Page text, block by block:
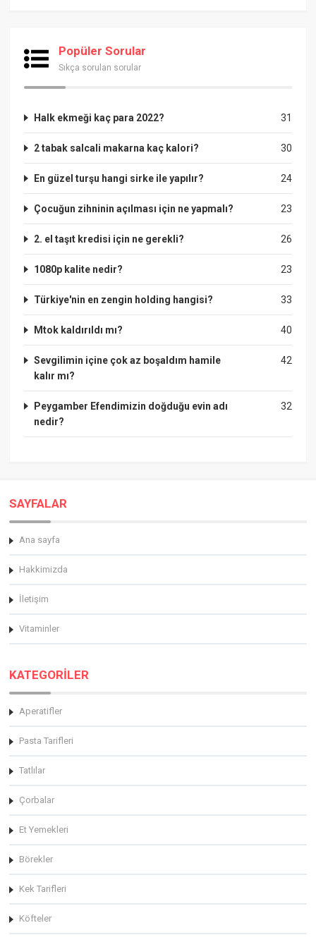
Popüler Sorular
Sıkça sorulan sorular
31
Halk ekmeği kaç para 2022?
30
2 tabak salcali makarna kaç kalori?
24
En güzel turşu hangi sirke ile yapılır?
23
Çocuğun zihninin açılması için ne yapmalı?
26
2. el taşıt kredisi için ne gerekli?
23
1080p kalite nedir?
33
Türkiye'nin en zengin holding hangisi?
40
Mtok kaldırıldı mı?
42
Sevgilimin içine çok az boşaldım hamile
kalır mı?
32
Peygamber Efendimizin doğduğu evin adı
nedir?
SAYFALAR
Ana sayfa
Hakkimizda
İletişim
Vitaminler
KATEGORİLER
Aperatifler
Pasta Tarifleri
Tatlılar
Çorbalar
Et Yemekleri
Börekler
Kek Tarifleri
Köfteler